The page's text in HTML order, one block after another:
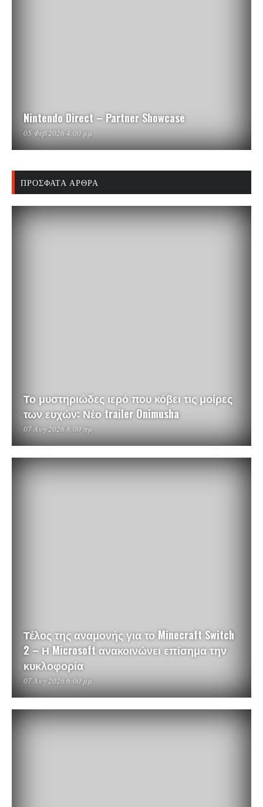
Nintendo Direct – Partner Showcase
05 Φεβ 2026 4:00 μμ
ΠΡΌΣΦΑΤΑ ΆΡΘΡΑ
Το μυστηριώδες ιερό που κόβει τις μοίρες
των ευχών: Νέο trailer Onimusha
07 Αυγ 2026 8:00 πμ
Τέλος της αναμονής για το Minecraft Switch
2 – Η Microsoft ανακοινώνει επίσημα την
κυκλοφορία
07 Αυγ 2026 6:00 μμ